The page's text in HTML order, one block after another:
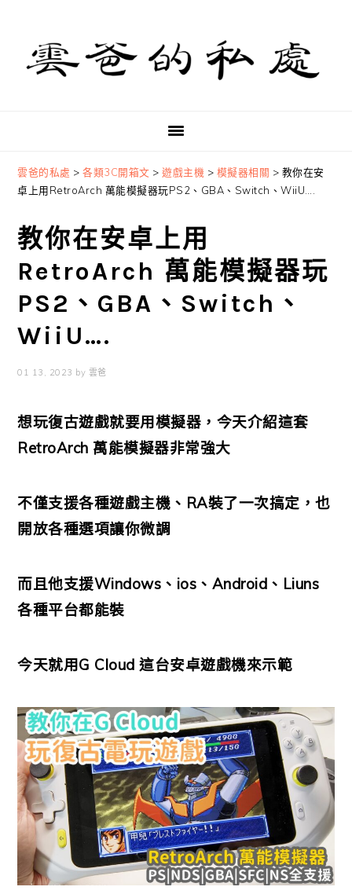
primary
navigation
content
primary
sidebar
雲爸的私處 >各類3C開箱文 >遊戲主機 > 模擬器相關 > 教你在安
卓上用RetroArch 萬能模擬器玩PS2、GBA、Switch、WiiU….
教你在安卓上用
RetroArch 萬能模擬器玩
PS2、GBA、Switch、
WiiU….
01 13, 2023 by 雲爸
想玩復古遊戲就要用模擬器，今天介紹這套
RetroArch 萬能模擬器非常強大
不僅支援各種遊戲主機、RA裝了一次搞定，也
開放各種選項讓你微調
而且他支援Windows、ios、Android、Liuns
各種平台都能裝
今天就用G Cloud 這台安卓遊戲機來示範